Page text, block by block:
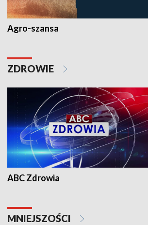
Agro-szansa
ZDROWIE
ABC Zdrowia
MNIEJSZOŚCI